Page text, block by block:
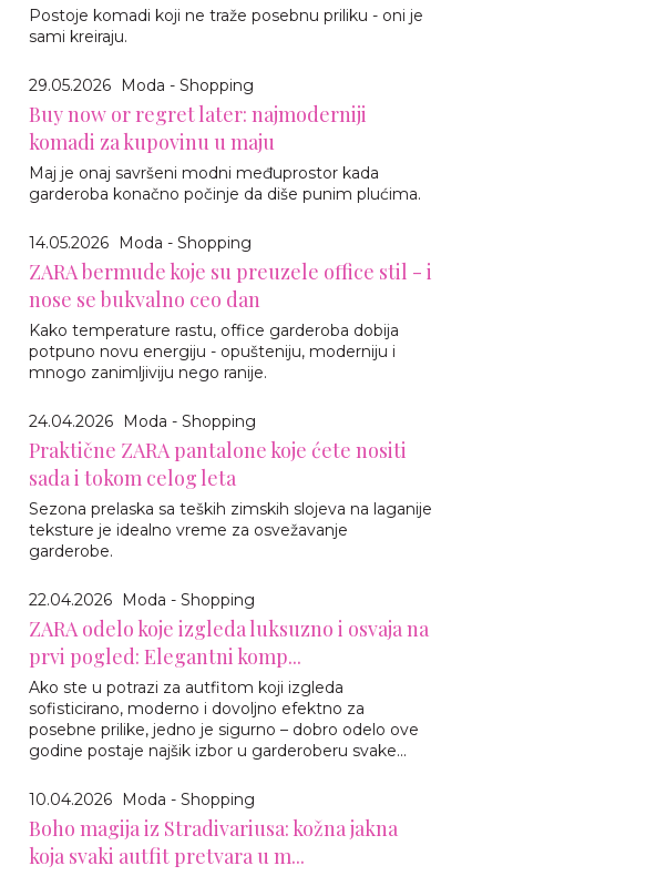
Postoje komadi koji ne traže posebnu priliku - oni je
sami kreiraju.
29.05.2026 Moda - Shopping
Buy now or regret later: najmoderniji
komadi za kupovinu u maju
Maj je onaj savršeni modni međuprostor kada
garderoba konačno počinje da diše punim plućima.
14.05.2026 Moda - Shopping
ZARA bermude koje su preuzele office stil - i
nose se bukvalno ceo dan
Kako temperature rastu, office garderoba dobija
potpuno novu energiju - opušteniju, moderniju i
mnogo zanimljiviju nego ranije.
24.04.2026 Moda - Shopping
Praktične ZARA pantalone koje ćete nositi
sada i tokom celog leta
Sezona prelaska sa teških zimskih slojeva na laganije
teksture je idealno vreme za osvežavanje
garderobe.
22.04.2026 Moda - Shopping
ZARA odelo koje izgleda luksuzno i osvaja na
prvi pogled: Elegantni komp...
Ako ste u potrazi za autfitom koji izgleda
sofisticirano, moderno i dovoljno efektno za
posebne prilike, jedno je sigurno – dobro odelo ove
godine postaje najšik izbor u garderoberu svake...
10.04.2026 Moda - Shopping
Boho magija iz Stradivariusa: kožna jakna
koja svaki autfit pretvara u m...